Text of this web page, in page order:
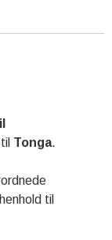
Tonga.
til